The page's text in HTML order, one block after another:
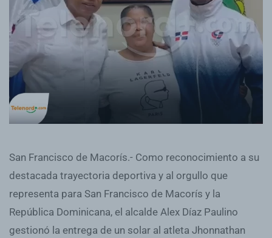
San Francisco de Macorís.- Como reconocimiento a su
destacada trayectoria deportiva y al orgullo que
representa para San Francisco de Macorís y la
República Dominicana, el alcalde Alex Díaz Paulino
gestionó la entrega de un solar al atleta Jhonnathan